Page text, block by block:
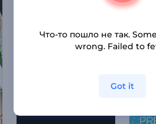
Что-то пошло не так.
wrong. Failed to
Got it